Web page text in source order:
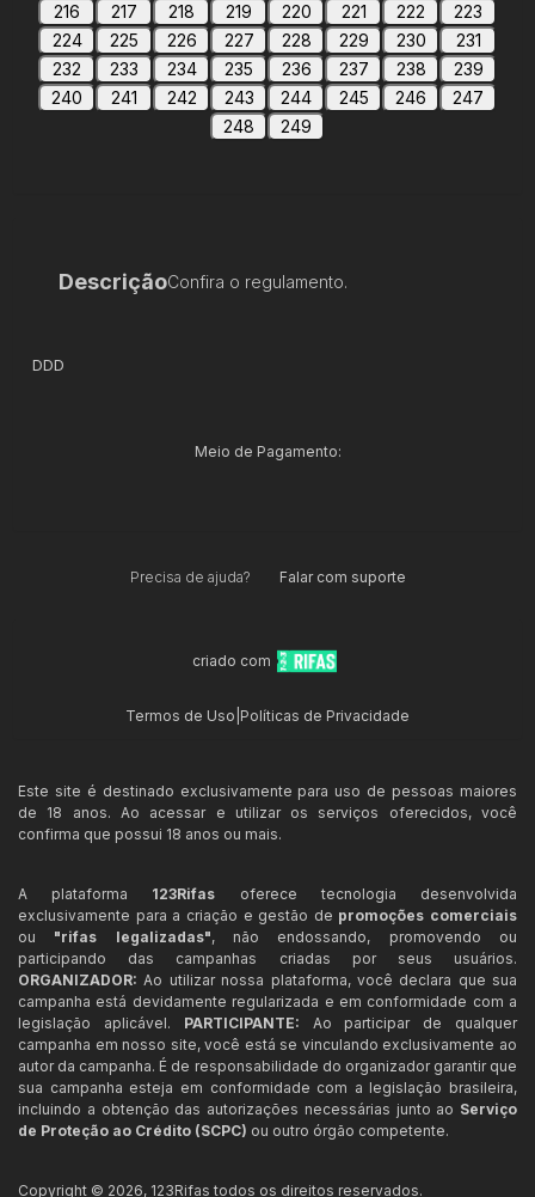
216
217 218 219 220 221 222
223
224
225 226 227 228 229 230
231
232
233 234 235 236 237 238
239
240
241 242 243 244 245 246
247
248
249
DescriçãoConfira o regulamento.
DDD
Meio de Pagamento:
Precisa de ajuda? Falar com suporte
criado com
Termos de Uso Políticas de Privacidade
Este site é destinado exclusivamente para uso de pessoas maiores
de 18 anos. Ao acessar e utilizar os serviços oferecidos, você
confirma que possui 18 anos ou mais.
A plataforma 123Rifas oferece tecnologia desenvolvida
exclusivamente para a criação e gestão de promoções comerciais
ou "rifas legalizadas", não endossando, promovendo ou
participando das campanhas criadas por seus usuários.
ORGANIZADOR: Ao utilizar nossa plataforma, você declara que sua
campanha está devidamente regularizada e em conformidade com a
legislação aplicável. PARTICIPANTE: Ao participar de qualquer
campanha em nosso site, você está se vinculando exclusivamente ao
autor da campanha. É de responsabilidade do organizador garantir que
sua campanha esteja em conformidade com a legislação brasileira,
incluindo a obtenção das autorizações necessárias junto ao Serviço
de Proteção ao Crédito (SCPC) ou outro órgão competente.
Copyright © 2026, 123Rifas todos os direitos reservados.